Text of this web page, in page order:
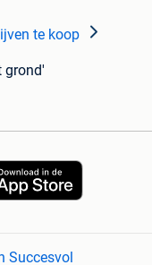
te koop
grond'
Succesvol